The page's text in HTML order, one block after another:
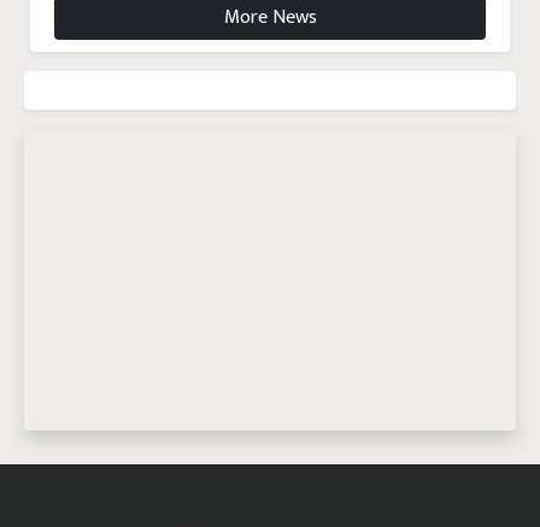
More News